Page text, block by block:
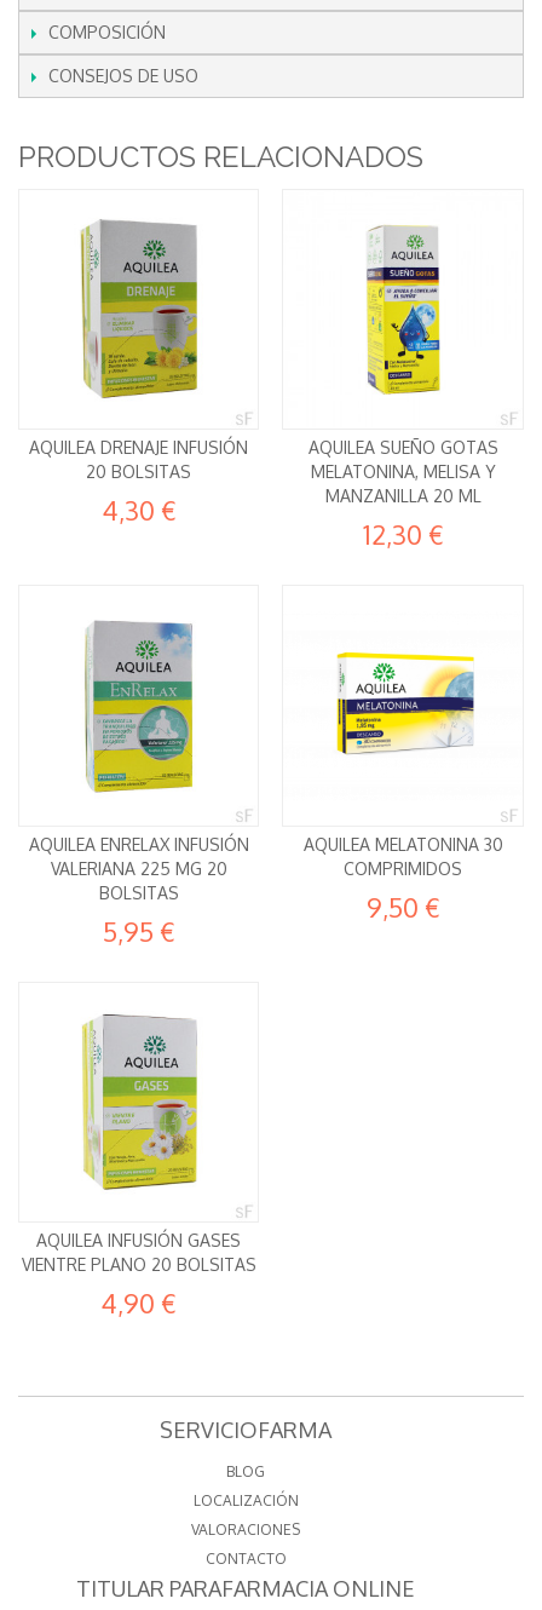
COMPOSICIÓN
CONSEJOS DE USO
PRODUCTOS RELACIONADOS
AQUILEA DRENAJE INFUSIÓN
20 BOLSITAS
4,30 €
AQUILEA SUEÑO GOTAS
MELATONINA, MELISA Y
MANZANILLA 20 ML
12,30 €
AQUILEA ENRELAX INFUSIÓN
VALERIANA 225 MG 20
BOLSITAS
5,95 €
AQUILEA MELATONINA 30
COMPRIMIDOS
9,50 €
AQUILEA INFUSIÓN GASES
VIENTRE PLANO 20 BOLSITAS
4,90 €
SERVICIOFARMA
BLOG
LOCALIZACIÓN
VALORACIONES
CONTACTO
TITULAR PARAFARMACIA ONLINE